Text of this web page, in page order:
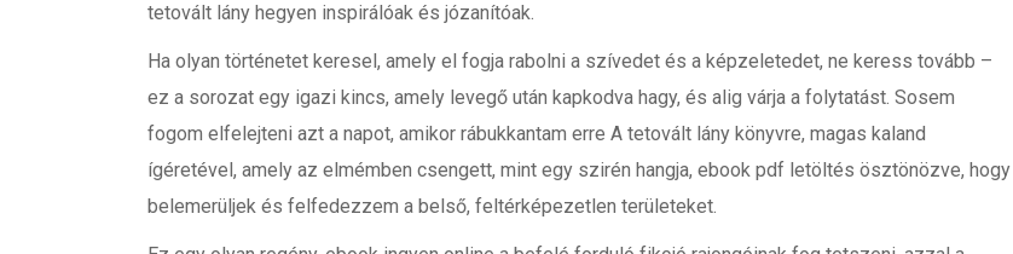
tetovált lány hegyen inspirálóak és józanítóak.
Ha olyan történetet keresel, amely el fogja rabolni a szívedet és a képzeletedet, ne keress tovább –
ez a sorozat egy igazi kincs, amely levegő után kapkodva hagy, és alig várja a folytatást. Sosem
fogom elfelejteni azt a napot, amikor rábukkantam erre A tetovált lány könyvre, magas kaland
ígéretével, amely az elmémben csengett, mint egy szirén hangja, ebook pdf letöltés ösztönözve, hogy
belemerüljek és felfedezzem a belső, feltérképezetlen területeket.